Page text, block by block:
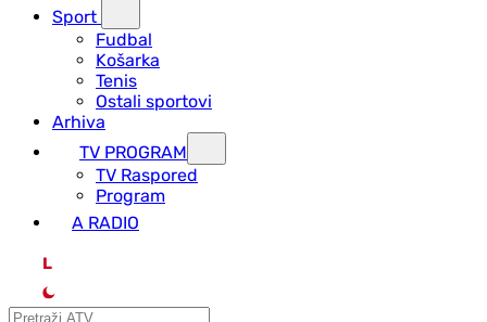
Sport
Fudbal
Košarka
Tenis
Ostali sportovi
Arhiva
TV PROGRAM
ТV Raspored
Program
A RADIO
L